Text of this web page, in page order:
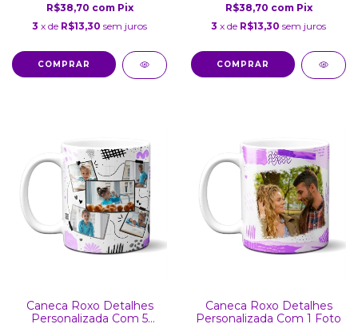
R$38,70 com Pix
3 x de R$13,30 sem juros
COMPRAR
R$38,70 com Pix
3 x de R$13,30 sem juros
COMPRAR
Caneca Roxo Detalhes
Personalizada Com 5
Caneca Roxo Detalhes
Personalizada Com 1 Foto